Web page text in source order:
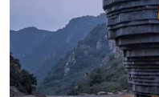
P
L